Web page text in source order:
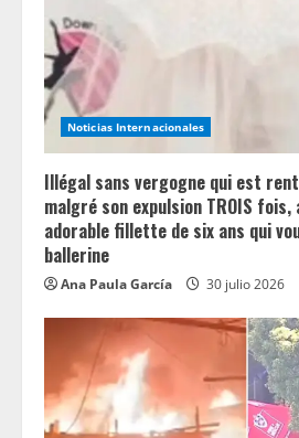
i
n
g
Noticias Internacionales
Illégal sans vergogne qui est
malgré son expulsion TROIS
adorable fillette de six ans qui
ballerine
Ana Paula García 30 julio 2026